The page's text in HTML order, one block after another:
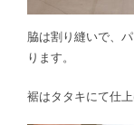
脇は割り縫いで、
ります。
裾はタタキにて仕上